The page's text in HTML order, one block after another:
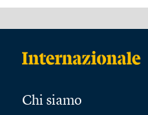
Chi siamo